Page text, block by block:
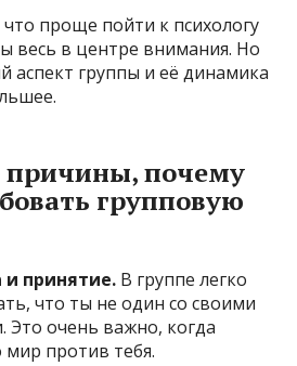
проще пойти к психологу
весь в центре внимания. Но
аспект группы и её динамика
причины, почему
групповую
принятие. В группе легко
что ты не один со своими
Это очень важно, когда
мир против тебя.